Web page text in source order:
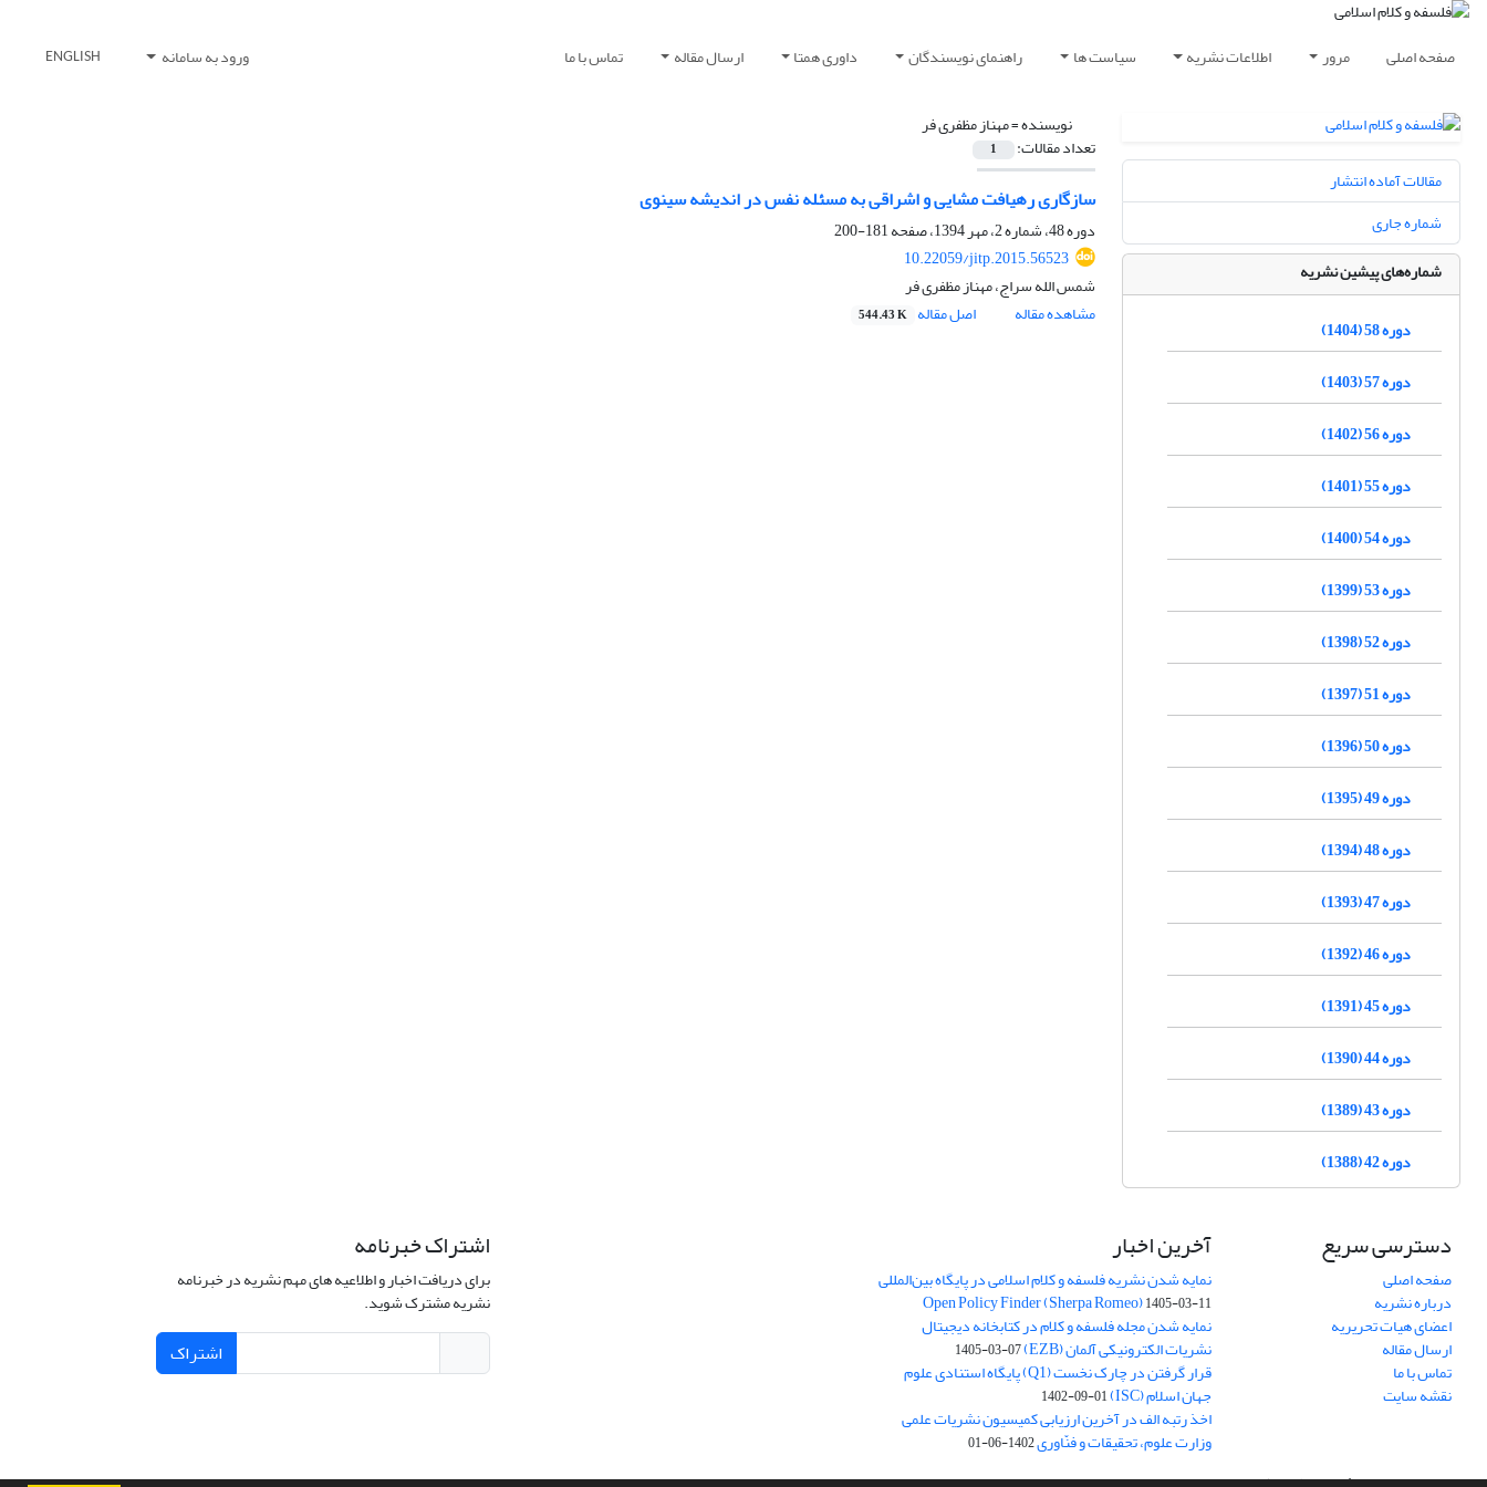
صفحه اصلی مرور اطلاعات نشریه سیاست ها راهنمای نویسندگان داوری همتا ارسال مقاله تماس با ما ورود به سامانه ENGLISH
نویسنده =مهناز مظفری فر
تعداد مقالات: 1
سازگاری رهیافت مشایی و اشراقی به مسئله نفس در اندیشه سینوی
دوره 48، شماره 2، مهر 1394، صفحه
181-200
10.22059/jitp.2015.56523
شمس الله سراج، مهناز مظفری فر
مشاهده مقاله
اصل مقاله 544.43 K
مقالات آماده انتشار
شماره جاری
شماره‌های پیشین نشریه
دوره 58 (1404)
دوره 57 (1403)
دوره 56 (1402)
دوره 55 (1401)
دوره 54 (1400)
دوره 53 (1399)
دوره 52 (1398)
دوره 51 (1397)
دوره 50 (1396)
دوره 49 (1395)
دوره 48 (1394)
دوره 47 (1393)
دوره 46 (1392)
دوره 45 (1391)
دوره 44 (1390)
دوره 43 (1389)
دوره 42 (1388)
دسترسی سریع
صفحه اصلی
درباره نشریه
اعضای هیات تحریریه
ارسال مقاله
تماس با ما
نقشه سایت
آخرین اخبار
نمایه شدن نشریه فلسفه و کلام اسلامی در پایگاه بین‌المللی
Open Policy Finder (Sherpa Romeo)1405-03-11
نمایه شدن مجله فلسفه و کلام در کتابخانه دیجیتال
نشریات الکترونیکی آلمان (EZB) 1405-03-07
قرار گرفتن در چارک نخست (Q1) پایگاه استنادی علوم
جهان اسلام (ISC) 1402-09-01
اخذ رتبه الف در آخرین ارزیابی کمیسیون نشریات علمی
وزارت علوم، تحقیقات و فنّاوری1402-06-01
اشتراک خبرنامه
برای دریافت اخبار و اطلاعیه های مهم نشریه در خبرنامه
نشریه مشترک شوید.
اشتراک